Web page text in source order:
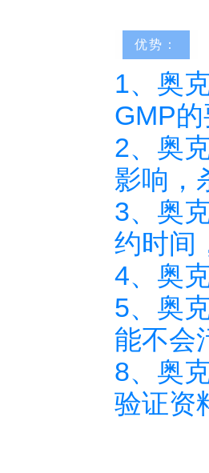
优势：
1、奥
GMP
2、奥
影响，
3、奥
约时间
4、奥
5、奥
能不会
8、奥
验证资